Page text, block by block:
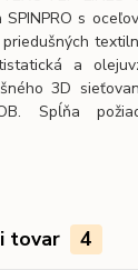
s
a
3D
Spĺňa
tovar 4